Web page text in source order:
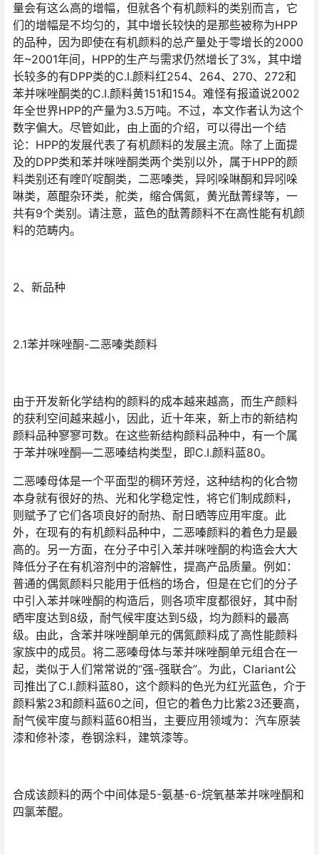
量会有这么高的增幅，但就各个有机颜料的类别而言，它
们的增幅是不均匀的，其中增长较快的是那些被称为HPP
的品种，因为即使在有机颜料的总产量处于零增长的2000
年~2001年间，HPP的生产与需求仍然增长了3%，其中增
长较多的有DPP类的C.I.颜料红254、264、270、272和
苯并咪唑酮类的C.I.颜料黄151和154。难怪有报道说2002
年全世界HPP的产量为3.5万吨。不过，本文作者认为这个
数字偏大。尽管如此，由上面的介绍，可以得出一个结
论：HPP的发展代表了有机颜料的发展主流。除了上面提
及的DPP类和苯并咪唑酮类两个类别以外，属于HPP的颜
料类别还有喹吖啶酮类，二恶嗪类，异吲哚啉酮和异吲哚
啉类，蒽醌杂环类，舵类，缩合偶氮，黄光酞菁绿等，一
共有9个类别。请注意，蓝色的酞菁颜料不在高性能有机颜
料的范畴内。
2、新品种
2.1苯并咪唑酮-二恶嗪类颜料
由于开发新化学结构的颜料的成本越来越高，而生产颜料
的获利空间越来越小，因此，近十年来，新上市的新结构
颜料品种寥寥可数。在这些新结构颜料品种中，有一个属
于苯并咪唑酮—二恶嗪结构类型，即C.I.颜料蓝80。
二恶嗪母体是一个平面型的稠环芳烃，这种结构的化合物
本身就有很好的热、光和化学稳定性，将它们制成颜料，
则赋予了它们各项良好的耐热、耐日晒等应用牢度。此
外，在现有的有机颜料品种中，二恶嗪颜料的着色力是最
高的。另一方面，在分子中引入苯并咪唑酮的构造会大大
降低分子在有机溶剂中的溶解性，提高产品质量。例如：
普通的偶氮颜料只能用于低档的场合，但是在它们的分子
中引入苯并咪唑酮的构造后，则各项牢度都很好，其中耐
晒牢度达到8级，耐气候牢度达到5级，均为颜料的最高
级。由此，含苯并咪唑酮单元的偶氮颜料成了高性能颜料
家族中的成员。将二恶嗪母体与苯并咪唑酮单元组合在一
起，类似于人们常常说的“强-强联合”。为此，Clariant公
司推出了C.I.颜料蓝80，这个颜料的色光为红光蓝色，介于
颜料紫23和颜料蓝60之间，但它的着色力比紫23还要高，
耐气侯牢度与颜料蓝60相当，主要应用领域为：汽车原装
漆和修补漆，卷钢涂料，建筑漆等。
合成该颜料的两个中间体是5-氨基-6-烷氧基苯并咪唑酮和
四氯苯醌。